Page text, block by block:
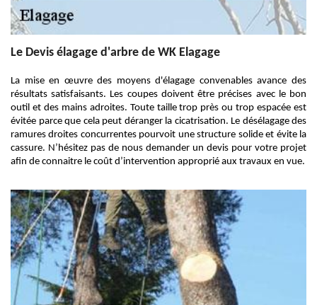
Le Devis élagage d'arbre de WK Elagage
La mise en œuvre des moyens d'élagage convenables avance des
résultats satisfaisants. Les coupes doivent être précises avec le bon
outil et des mains adroites. Toute taille trop près ou trop espacée est
évitée parce que cela peut déranger la cicatrisation. Le désélagage des
ramures droites concurrentes pourvoit une structure solide et évite la
cassure. N’hésitez pas de nous demander un devis pour votre projet
afin de connaitre le coût d’intervention approprié aux travaux en vue.